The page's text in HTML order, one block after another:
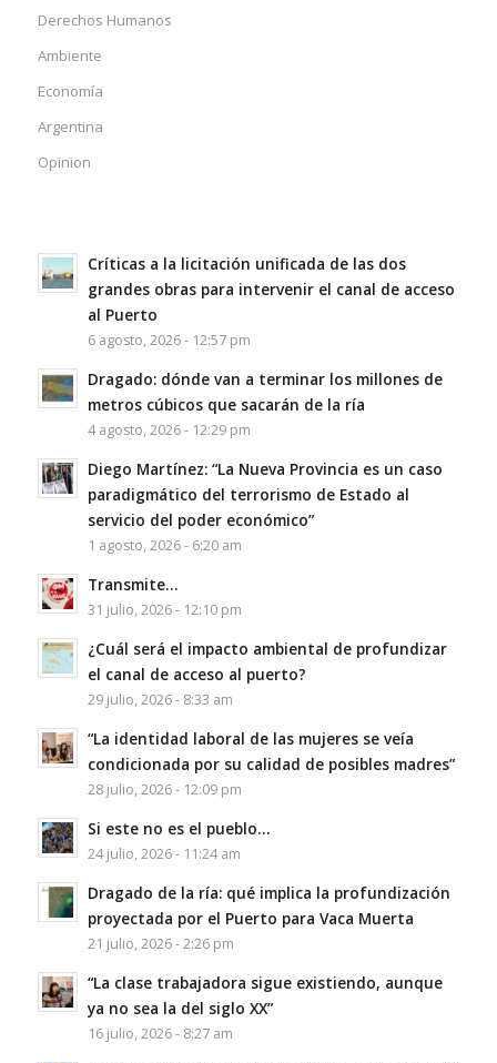
Derechos Humanos
Ambiente
Economía
Argentina
Opinion
Críticas a la licitación unificada de las dos
grandes obras para intervenir el canal de acceso
al Puerto
6 agosto, 2026 - 12:57 pm
Dragado: dónde van a terminar los millones de
metros cúbicos que sacarán de la ría
4 agosto, 2026 - 12:29 pm
Diego Martínez: “La Nueva Provincia es un caso
paradigmático del terrorismo de Estado al
servicio del poder económico”
1 agosto, 2026 - 6:20 am
Transmite…
31 julio, 2026 - 12:10 pm
¿Cuál será el impacto ambiental de profundizar
el canal de acceso al puerto?
29 julio, 2026 - 8:33 am
“La identidad laboral de las mujeres se veía
condicionada por su calidad de posibles madres”
28 julio, 2026 - 12:09 pm
Si este no es el pueblo…
24 julio, 2026 - 11:24 am
Dragado de la ría: qué implica la profundización
proyectada por el Puerto para Vaca Muerta
21 julio, 2026 - 2:26 pm
“La clase trabajadora sigue existiendo, aunque
ya no sea la del siglo XX”
16 julio, 2026 - 8:27 am